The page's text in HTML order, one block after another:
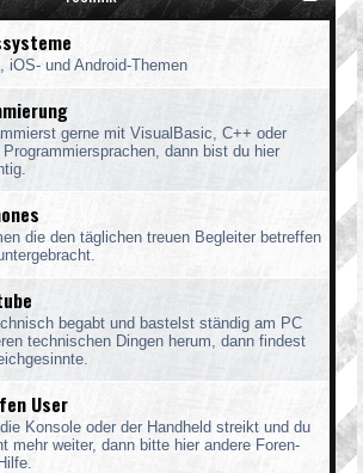
iOS- und Android-Themen
gerne mit VisualBasic, C++ oder
dann bist du hier
die den täglichen treuen Begleiter betreffen
begabt und bastelst ständig am PC
technischen Dingen herum, dann findest
User
Konsole oder der Handheld streikt und du
mehr weiter, dann bitte hier andere Foren-